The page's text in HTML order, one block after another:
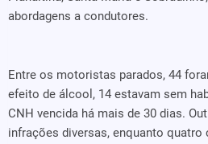
abordagens a condutores.
Entre os motoristas parados, 44
efeito de álcool, 14 estavam sem
CNH vencida há mais de 30 dias.
infrações diversas, enquanto quatro